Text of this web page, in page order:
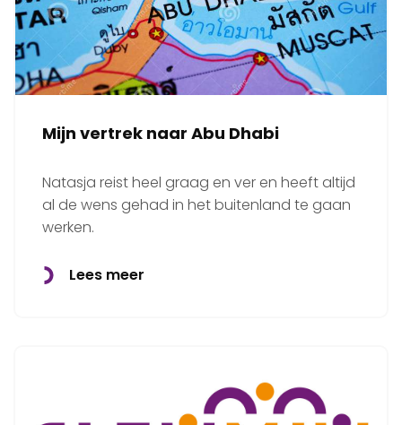
Mijn vertrek naar Abu Dhabi
Natasja reist heel graag en ver en heeft altijd
al de wens gehad in het buitenland te gaan
werken.
Lees meer